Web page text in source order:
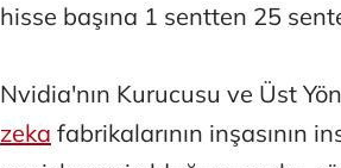
hisse başına 1 sentten 25
Nvidia'nın Kurucusu ve Üst
zeka fabrikalarının inşasının